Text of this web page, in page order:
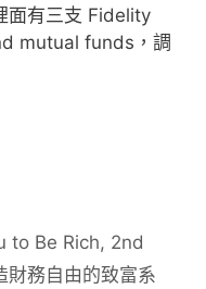
面有三支 Fidelity
mutual funds，調
to Be Rich, 2nd
務自由的致富系